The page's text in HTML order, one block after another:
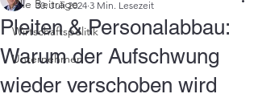
Alle Beiträge
Wirtschaftspolitik
Unternehmen
Pleiten & Personalabbau:
Warum der Aufschwung
wieder verschoben wird
30. Juli 2024 3 Min. Lesezeit